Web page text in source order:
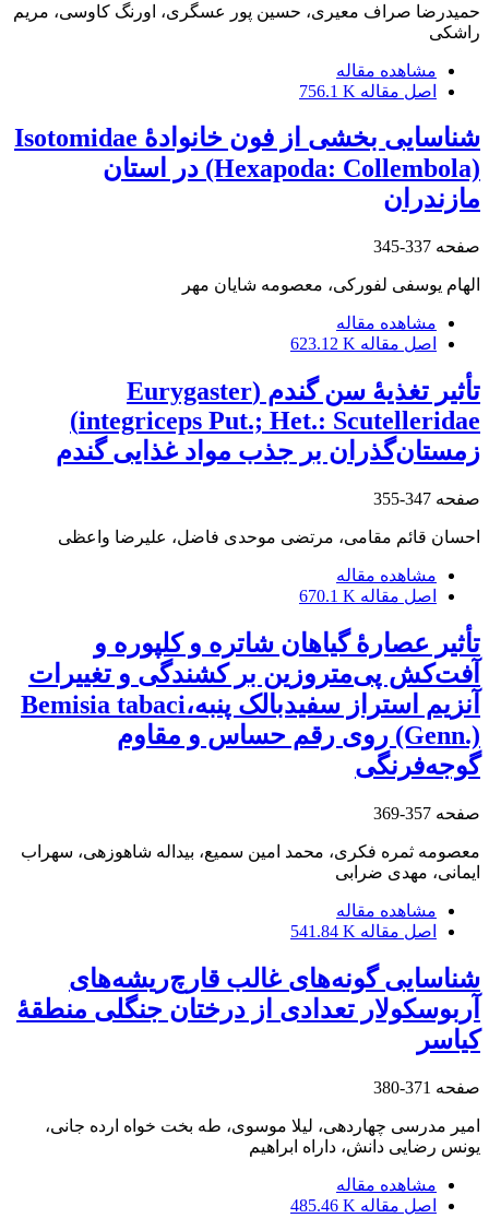
حمیدرضا صراف معیری، حسین پور عسگری، اورنگ کاوسی، مریم
راشکی
مشاهده مقاله
اصل مقاله 756.1 K
شناسایی بخشی از فون خانوادۀ Isotomidae
(Hexapoda: Collembola) در استان
مازندران
صفحه 337-345
الهام یوسفی لفورکی، معصومه شایان مهر
مشاهده مقاله
اصل مقاله 623.12 K
تأثیر تغذیۀ سن گندم (Eurygaster
integriceps Put.; Het.: Scutelleridae)
زمستان‌گذران بر جذب مواد غذایی گندم
صفحه 347-355
احسان قائم مقامی، مرتضی موحدی فاضل، علیرضا واعظی
مشاهده مقاله
اصل مقاله 670.1 K
تأثیر عصارۀ گیاهان شاتره و کلپوره و
آفت‌کش پی‌متروزین بر کشندگی و تغییرات
آنزیم استراز سفیدبالک پنبه،Bemisia tabaci
(Genn.) روی رقم حساس و مقاوم
گوجه‌فرنگی
صفحه 357-369
معصومه ثمره فکری، محمد امین سمیع، بیداله شاهوزهی، سهراب
ایمانی، مهدی ضرابی
مشاهده مقاله
اصل مقاله 541.84 K
شناسایی گونه‌های غالب قارچ‌ریشه‌های
آربوسکولار تعدادی از درختان جنگلی منطقۀ
کیاسر
صفحه 371-380
امیر مدرسی چهاردهی، لیلا موسوی، طه بخت خواه ارده جانی،
یونس رضایی دانش، داراه ابراهیم
مشاهده مقاله
اصل مقاله 485.46 K